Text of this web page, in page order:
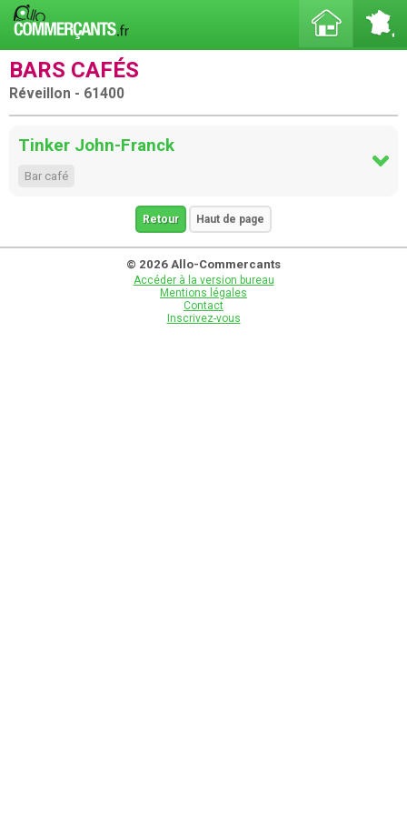
BARS CAFÉS
Réveillon - 61400
Tinker John-Franck
Bar café
Retour Haut de page
© 2026 Allo-Commercants
Accéder à la version bureau
Mentions légales
Contact
Inscrivez-vous